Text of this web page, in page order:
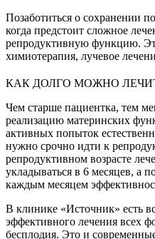
Позаботиться о сохранении
когда предстоит сложное
репродуктивную функцию.
химиотерапия, лучевое
КАК ДОЛГО МОЖНО
Чем старше пациентка, тем
реализацию материнских
активных попыток
нужно срочно идти к
репродуктивном возрасте
укладываться в 6 месяцев, а
каждым месяцем
В клинике «Источник» есть
эффективного лечения всех
бесплодия. Это и